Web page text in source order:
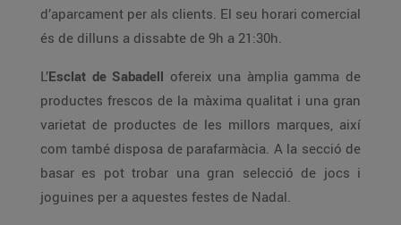
d’aparcament per als clients. El seu horari comercial
és de dilluns a dissabte de 9h a 21:30h.
L’Esclat de Sabadell ofereix una àmplia gamma de
productes frescos de la màxima qualitat i una gran
varietat de productes de les millors marques, així
com també disposa de parafarmàcia. A la secció de
basar es pot trobar una gran selecció de jocs i
joguines per a aquestes festes de Nadal.